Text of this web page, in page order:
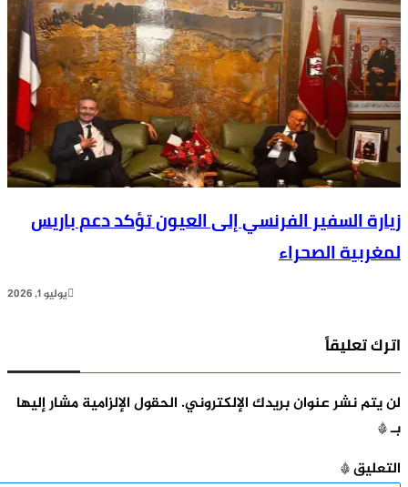
السفير الفرنسي إلى العيون تؤكد دعم باريس
الصحراء
نشر عنوان بريدك الإلكتروني.الحقول الإلزامية مشار إليها
*